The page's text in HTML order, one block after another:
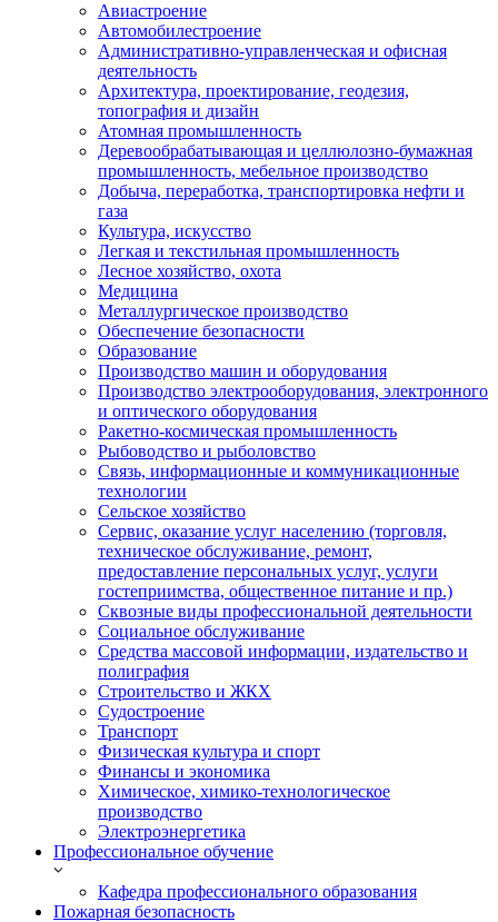
Авиастроение
Автомобилестроение
Административно-управленческая и офисная
деятельность
Архитектура, проектирование, геодезия,
топография и дизайн
Атомная промышленность
Деревообрабатывающая и целлюлозно-бумажная
промышленность, мебельное производство
Добыча, переработка, транспортировка нефти и
газа
Культура, искусство
Легкая и текстильная промышленность
Лесное хозяйство, охота
Медицина
Металлургическое производство
Обеспечение безопасности
Образование
Производство машин и оборудования
Производство электрооборудования, электронного
и оптического оборудования
Ракетно-космическая промышленность
Рыбоводство и рыболовство
Связь, информационные и коммуникационные
технологии
Сельское хозяйство
Сервис, оказание услуг населению (торговля,
техническое обслуживание, ремонт,
предоставление персональных услуг, услуги
гостеприимства, общественное питание и пр.)
Сквозные виды профессиональной деятельности
Социальное обслуживание
Средства массовой информации, издательство и
полиграфия
Строительство и ЖКХ
Судостроение
Транспорт
Физическая культура и спорт
Финансы и экономика
Химическое, химико-технологическое
производство
Электроэнергетика
Профессиональное обучение
Кафедра профессионального образования
Пожарная безопасность